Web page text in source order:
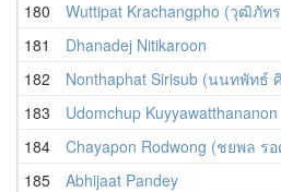
180
Wuttipat Krachangpho (วุฒิภัท
181
Dhanadej Nitikaroon
182
Nonthaphat Sirisub (นนทพัทธ์
183
Udomchup Kuyyawatthananon
184
Chayapon Rodwong (ชยพล ร
185
Abhijaat Pandey